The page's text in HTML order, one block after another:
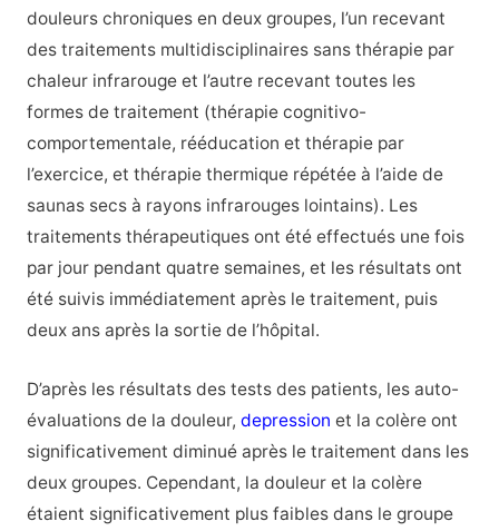
douleurs chroniques en deux groupes, l’un recevant
des traitements multidisciplinaires sans thérapie par
chaleur infrarouge et l’autre recevant toutes les
formes de traitement (thérapie cognitivo-
comportementale, rééducation et thérapie par
l’exercice, et thérapie thermique répétée à l’aide de
saunas secs à rayons infrarouges lointains). Les
traitements thérapeutiques ont été effectués une fois
par jour pendant quatre semaines, et les résultats ont
été suivis immédiatement après le traitement, puis
deux ans après la sortie de l’hôpital.
D’après les résultats des tests des patients, les auto-
évaluations de la douleur, depression et la colère ont
significativement diminué après le traitement dans les
deux groupes. Cependant, la douleur et la colère
étaient significativement plus faibles dans le groupe